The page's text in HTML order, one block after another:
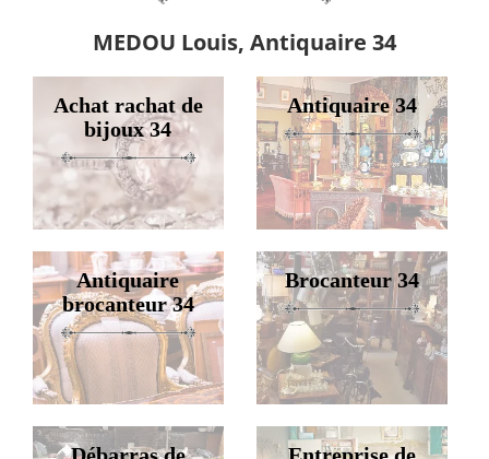
MEDOU Louis, Antiquaire 34
Achat rachat de
bijoux 34
Antiquaire 34
Antiquaire
brocanteur 34
Brocanteur 34